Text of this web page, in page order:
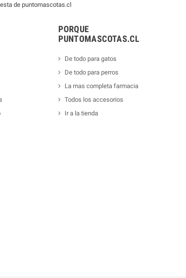
de puntomascotas.cl
PORQUE
PUNTOMASCOTAS.CL
De todo para gatos
De todo para perros
La mas completa farmacia
Todos los accesorios
Ir a la tienda